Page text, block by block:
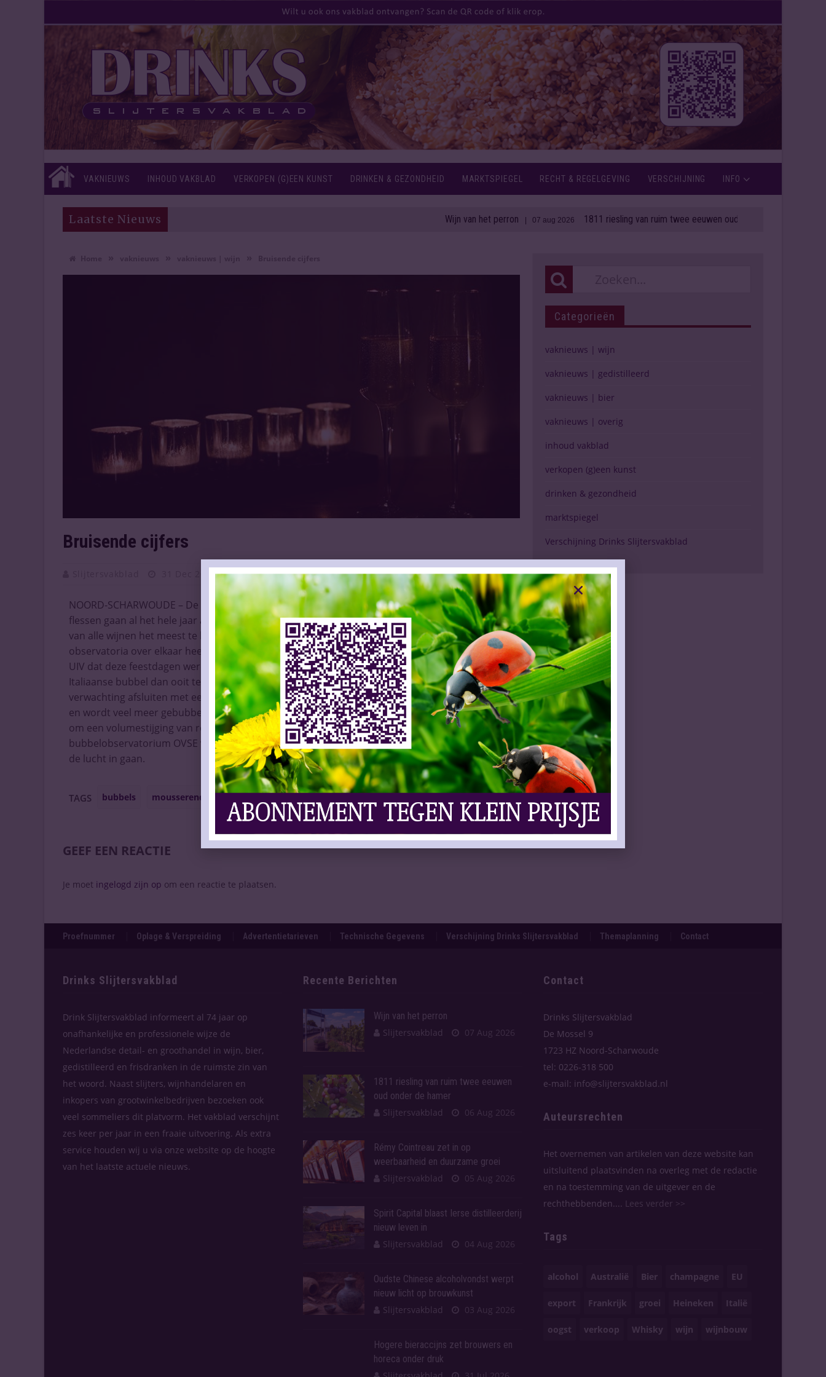
VAKNIEUWS INHOUD VAKBLAD VERKOPEN (G)EEN KUNST DRINKEN & GEZONDHEID MARKTSPIEGEL RECHT & REGELGEVING VERSCHIJNING INFO
Laatste Nieuws Wijn van het perron| 07 aug 2026 1811 riesling van ruim twee eeuwen oud onder de hamer
Bruisende cijfers
31 Dec 2021 Vaknieuws | Wijn Laat Uw Reactie Achter
NOORD-SCHARWOUDE – De Italiaanse mousserende-wijnindustrie heeft niets te klagen, de
flessen gaan al het hele jaar als warme broodjes over de toonbank. Vorig jaar had de categorie
van alle wijnen het meest te lijden onder de pandemie, maar nu duikelen de verschillende
observatoria over elkaar heen met bruisende cijfers. Zo verwachten de onderzoekers van het
UIV dat deze feestdagen wereldwijd meer mensen proosten met prosecco of een andere
Italiaanse bubbel dan ooit te voren. En dan zullen spumanti en frizzanti het jaar naar
verwachting afsluiten met een nieuw record, zowel in verkoop als productie. In eigen land werd
en wordt veel meer gebubbeld, maar het exportvolume steeg ook. In beide gevallen gaat het
om een volumestijging van rond de 20% (ten opzichte van vorig jaar). En het Italiaanse
bubbelobservatorium OVSE voorspelt dat alleen al vanavond nog eens 39 tot 42 miljoen kurken
de lucht in gaan.
TAGS bubbels mousserende wijn verkoop
GEEF EEN REACTIE
Je moet ingelogd zijn op om een reactie te plaatsen.
Categorieën
vaknieuws | wijn
vaknieuws | gedistilleerd
vaknieuws | bier
vaknieuws | overig
inhoud vakblad
verkopen (g)een kunst
drinken & gezondheid
marktspiegel
Verschijning Drinks Slijtersvakblad
Proefnummer Oplage & Verspreiding Advertentietarieven Technische Gegevens Verschijning Drinks Slijtersvakblad Themaplanning Contact
Drinks Slijtersvakblad
Drink Slijtersvakblad informeert al 74 jaar op
onafhankelijke en professionele wijze de
Nederlandse detail- en groothandel in wijn, bier,
gedistilleerd en frisdranken in de ruimste zin van
het woord. Naast slijters, wijnhandelaren en
inkopers van grootwinkelbedrijven bezoeken ook
veel sommeliers dit platvorm. Het vakblad verschijnt
zes keer per jaar in een fraaie uitvoering. Als extra
service houden wij u via onze website op de hoogte
van het laatste actuele nieuws.
Recente Berichten
Wijn van het perron
Slijtersvakblad
07 Aug 2026
1811 riesling van ruim twee eeuwen
oud onder de hamer
Slijtersvakblad
06 Aug 2026
Rémy Cointreau zet in op
weerbaarheid en duurzame groei
Slijtersvakblad
05 Aug 2026
Spirit Capital blaast Ierse distilleerderij
nieuw leven in
Slijtersvakblad
04 Aug 2026
Oudste Chinese alcoholvondst werpt
nieuw licht op brouwkunst
Slijtersvakblad
03 Aug 2026
Hogere bieraccijns zet brouwers en
horeca onder druk
Contact
Drinks Slijtersvakblad
De Mossel 9
1723 HZ Noord-Scharwoude
tel: 0226-318 500
e-mail: info@slijtersvakblad.nl
Auteursrechten
Het overnemen van artikelen van deze website kan
uitsluitend plaatsvinden na overleg met de redactie
en na toestemming van de uitgever en de
rechthebbenden.... Lees verder >>
Tags
alcohol Australië Bier champagne EU
export Frankrijk groei Heineken Italië
oogst verkoop Whisky wijn wijnbouw